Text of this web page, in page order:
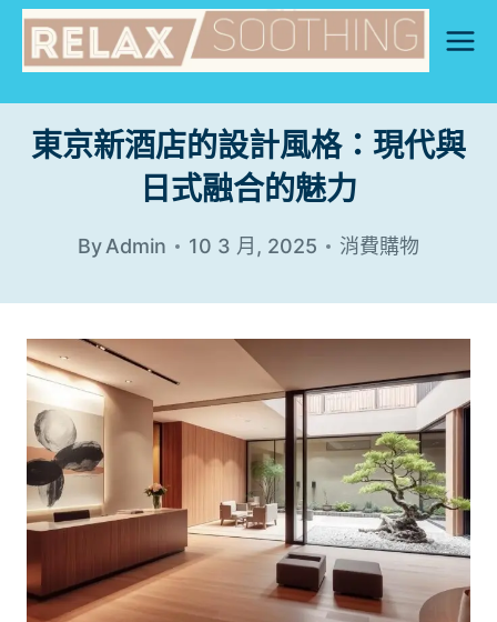
Skip
content
東京新酒店的設計風格：現代與
日式融合的魅力
ByAdmin 10 3 月, 2025 消費購物